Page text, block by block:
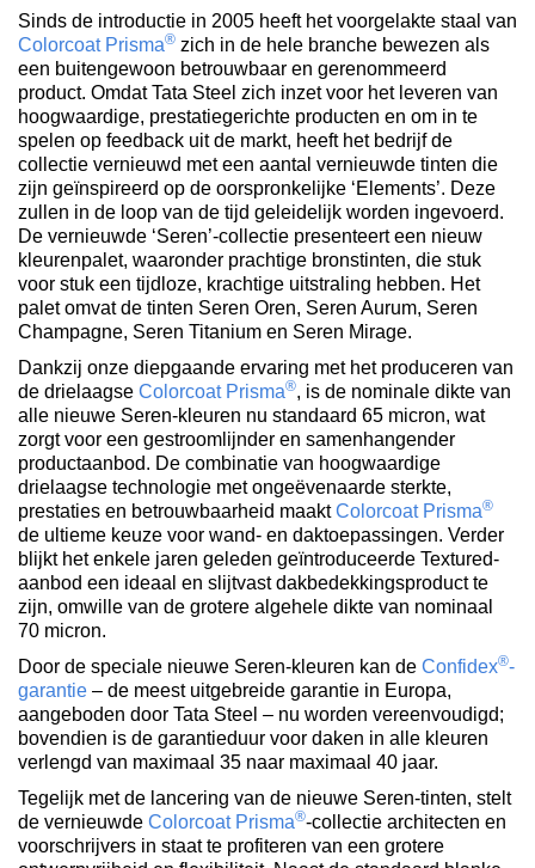
Sinds de introductie in 2005 heeft het voorgelakte staal van
Colorcoat Prisma® zich in de hele branche bewezen als
een buitengewoon betrouwbaar en gerenommeerd
product. Omdat Tata Steel zich inzet voor het leveren van
hoogwaardige, prestatiegerichte producten en om in te
spelen op feedback uit de markt, heeft het bedrijf de
collectie vernieuwd met een aantal vernieuwde tinten die
zijn geïnspireerd op de oorspronkelijke ‘Elements’. Deze
zullen in de loop van de tijd geleidelijk worden ingevoerd.
De vernieuwde ‘Seren’-collectie presenteert een nieuw
kleurenpalet, waaronder prachtige bronstinten, die stuk
voor stuk een tijdloze, krachtige uitstraling hebben. Het
palet omvat de tinten Seren Oren, Seren Aurum, Seren
Champagne, Seren Titanium en Seren Mirage.
Dankzij onze diepgaande ervaring met het produceren van
de drielaagse Colorcoat Prisma®, is de nominale dikte van
alle nieuwe Seren-kleuren nu standaard 65 micron, wat
zorgt voor een gestroomlijnder en samenhangender
productaanbod. De combinatie van hoogwaardige
drielaagse technologie met ongeëvenaarde sterkte,
prestaties en betrouwbaarheid maaktColorcoat Prisma®
de ultieme keuze voor wand- en daktoepassingen. Verder
blijkt het enkele jaren geleden geïntroduceerde Textured-
aanbod een ideaal en slijtvast dakbedekkingsproduct te
zijn, omwille van de grotere algehele dikte van nominaal
70 micron.
Door de speciale nieuwe Seren-kleuren kan de Confidex®-
garantie – de meest uitgebreide garantie in Europa,
aangeboden door Tata Steel – nu worden vereenvoudigd;
bovendien is de garantieduur voor daken in alle kleuren
verlengd van maximaal 35 naar maximaal 40 jaar.
Tegelijk met de lancering van de nieuwe Seren-tinten, stelt
de vernieuwde Colorcoat Prisma®-collectie architecten en
voorschrijvers in staat te profiteren van een grotere